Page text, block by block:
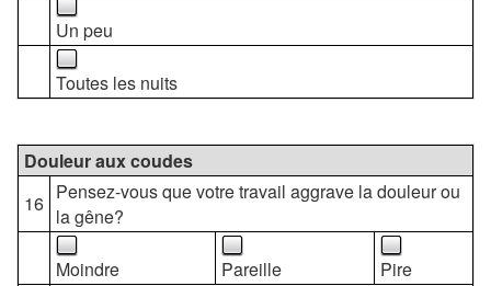
Un peu
Toutes les nuits
Douleur aux coudes
16 Pensez-vous que votre travail aggrave la douleur ou
la gêne?
Moindre Pareille
Pire